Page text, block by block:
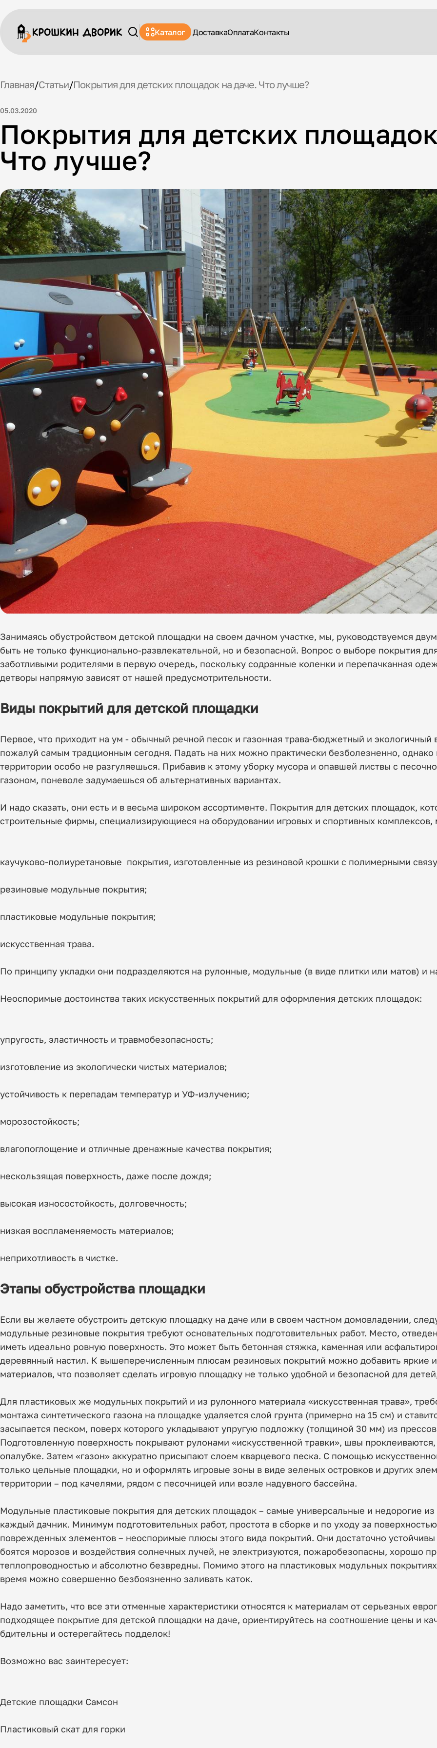
Каталог ДоставкаОплатаКонтакты
Главная/Статьи/Покрытия для детских площадок на даче. Что лучше?
05.03.2020
Покрытия для детских
Что лучше?
Занимаясь обустройством детской площадки на своем дачном участке, мы, руководствуемся
быть не только функционально-развлекательной, но и безопасной. Вопрос о выборе покрытия
заботливыми родителями в первую очередь, поскольку содранные коленки и перепачканная
детворы напрямую зависят от нашей предусмотрительности.
Виды покрытий для детской площадки
Первое, что приходит на ум - обычный речной песок и газонная трава-бюджетный и экологичный
пожалуй самым традционным сегодня. Падать на них можно практически безболезненно, однако
территории особо не разгуляешься. Прибавив к этому уборку мусора и опавшей листвы с
газоном, поневоле задумаешься об альтернативных вариантах.
И надо сказать, они есть и в весьма широком ассортименте. Покрытия для детских площадок,
строительные фирмы, специализирующиеся на оборудовании игровых и спортивных комплексов,
каучуково-полиуретановые покрытия, изготовленные из резиновой крошки с полимерными
резиновые модульные покрытия;
пластиковые модульные покрытия;
искусственная трава.
По принципу укладки они подразделяются на рулонные, модульные (в виде плитки или матов) и
Неоспоримые достоинства таких искусственных покрытий для оформления детских площадок:
упругость, эластичность и травмобезопасность;
изготовление из экологически чистых материалов;
устойчивость к перепадам температур и УФ-излучению;
морозостойкость;
влагопоглощение и отличные дренажные качества покрытия;
нескользящая поверхность, даже после дождя;
высокая износостойкость, долговечность;
низкая воспламеняемость материалов;
неприхотливость в чистке.
Этапы обустройства площадки
Если вы желаете обустроить детскую площадку на даче или в своем частном домовладении,
модульные резиновые покрытия требуют основательных подготовительных работ. Место,
иметь идеально ровную поверхность. Это может быть бетонная стяжка, каменная или
деревянный настил. К вышеперечисленным плюсам резиновых покрытий можно добавить яркие
материалов, что позволяет сделать игровую площадку не только удобной и безопасной для
Для пластиковых же модульных покрытий и из рулонного материала «искусственная трава»,
монтажа синтетического газона на площадке удаляется слой грунта (примерно на 15 см) и
засыпается песком, поверх которого укладывают упругую подложку (толщиной 30 мм) из
Подготовленную поверхность покрывают рулонами «искусственной травки», швы
опалубке. Затем «газон» аккуратно присыпают слоем кварцевого песка. С помощью
только цельные площадки, но и оформлять игровые зоны в виде зеленых островков и других
территории – под качелями, рядом с песочницей или возле надувного бассейна.
Модульные пластиковые покрытия для детских площадок – самые универсальные и недорогие
каждый дачник. Минимум подготовительных работ, простота в сборке и по уходу за
поврежденных элементов – неоспоримые плюсы этого вида покрытий. Они достаточно
боятся морозов и воздействия солнечных лучей, не электризуются, пожаробезопасны, хорошо
теплопроводностью и абсолютно безвредны. Помимо этого на пластиковых модульных
время можно совершенно безбоязненно заливать каток.
Надо заметить, что все эти отменные характеристики относятся к материалам от серьезных
подходящее покрытие для детской площадки на даче, ориентируйтесь на соотношение цены и
бдительны и остерегайтесь подделок!
Возможно вас заинтересует:
Детские площадки Самсон
Пластиковый скат для горки